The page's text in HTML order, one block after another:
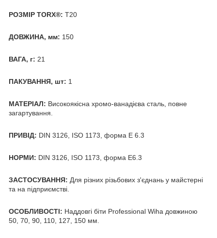
РОЗМІР TORX®: Т20
ДОВЖИНА, мм: 150
ВАГА, г: 21
ПАКУВАННЯ, шт: 1
МАТЕРІАЛ: Високоякісна хромо-ванадієва сталь, повне
загартування.
ПРИВІД: DIN 3126, ISO 1173, форма Е 6.3
НОРМИ: DIN 3126, ISO 1173, форма E6.3
ЗАСТОСУВАННЯ: Для різних різьбових з'єднань у майстерні
та на підприємстві.
ОСОБЛИВОСТІ: Наддовгі біти Professional Wiha довжиною
50, 70, 90, 110, 127, 150 мм.